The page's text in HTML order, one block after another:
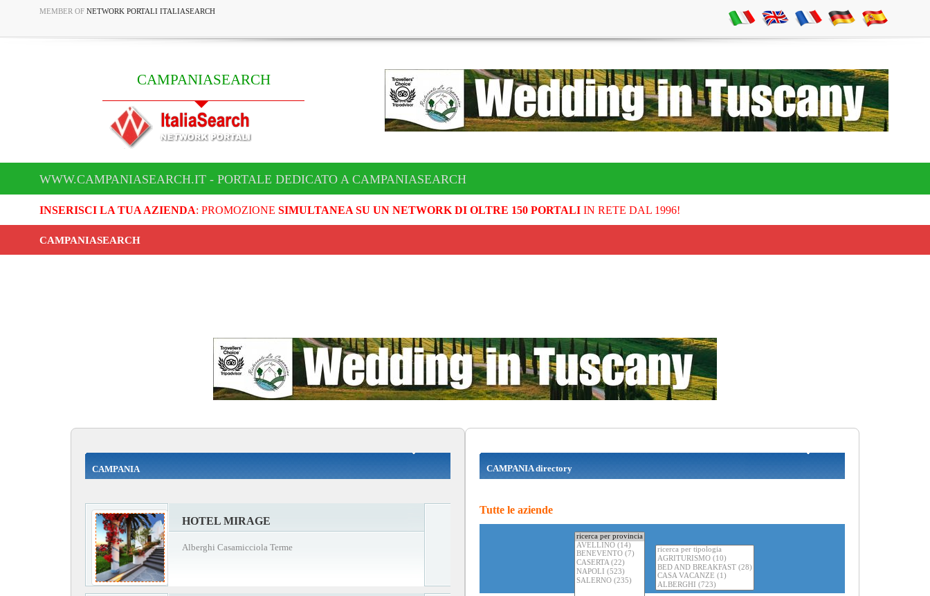
MEMBER OF NETWORK PORTALI ITALIASEARCH
CAMPANIASEARCH
WWW.CAMPANIASEARCH.IT - PORTALE DEDICATO A CAMPANIASEARCH
INSERISCI LA TUA AZIENDA: PROMOZIONE SIMULTANEA SU UN NETWORK DI OLTRE 150 PORTALIIN RETE DAL 1996!
CAMPANIASEARCH
CAMPANIA
HOTEL MIRAGE
Alberghi Casamicciola Terme
CAMPANIA directory
Tutte le aziende